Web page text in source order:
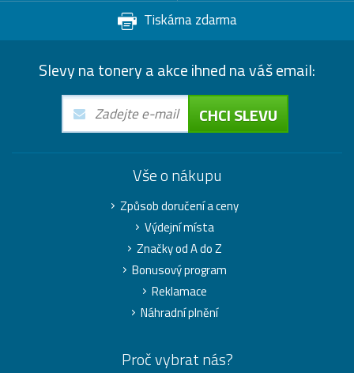
Tiskárna zdarma
Slevy na tonery a akce ihned na váš email:
CHCI SLEVU
Vše o nákupu
Způsob doručení a ceny
Výdejní místa
Značky od A do Z
Bonusový program
Reklamace
Náhradní plnění
Proč vybrat nás?